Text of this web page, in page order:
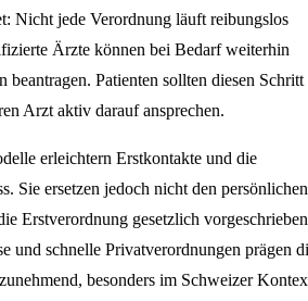
Nicht jede Verordnung läuft reibungslos
Ärzte können bei Bedarf weiterhin
beantragen. Patienten sollten diesen Schritt
Arzt aktiv darauf ansprechen.
erleichtern Erstkontakte und die
Sie ersetzen jedoch nicht den persönlichen
Erstverordnung gesetzlich vorgeschrieben
und schnelle Privatverordnungen prägen
besonders im Schweizer